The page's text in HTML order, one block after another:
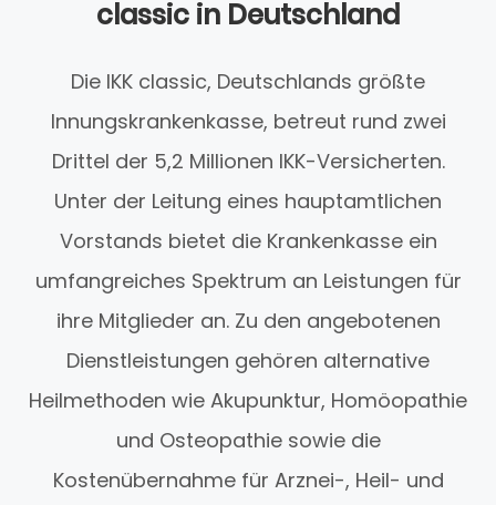
classic in Deutschland
Die IKK classic, Deutschlands größte
Innungskrankenkasse, betreut rund zwei
Drittel der 5,2 Millionen IKK-Versicherten.
Unter der Leitung eines hauptamtlichen
Vorstands bietet die Krankenkasse ein
umfangreiches Spektrum an Leistungen für
ihre Mitglieder an. Zu den angebotenen
Dienstleistungen gehören alternative
Heilmethoden wie Akupunktur, Homöopathie
und Osteopathie sowie die
Kostenübernahme für Arznei-, Heil- und